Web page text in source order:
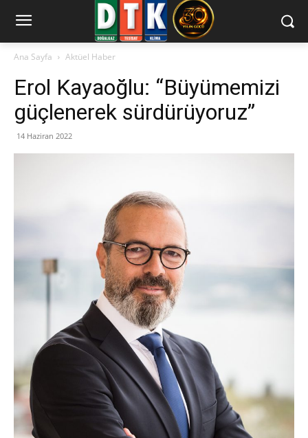
Ana Sayfa Aktüel Haber
Erol Kayaoğlu: “Büyümemizi
güçlenerek sürdürüyoruz”
14 Haziran 2022